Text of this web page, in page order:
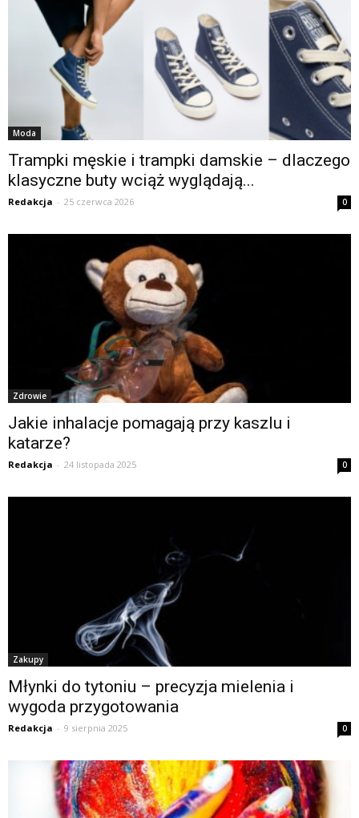
Moda
Trampki męskie i trampki damskie – dlaczego
klasyczne buty wciąż wyglądają...
Redakcja - 25 czerwca 2026 0
Zdrowie
Jakie inhalacje pomagają przy kaszlu i
katarze?
Redakcja - 24 listopada 2025 0
Zakupy
Młynki do tytoniu – precyzja mielenia i
wygoda przygotowania
Redakcja - 9 sierpnia 2025 0